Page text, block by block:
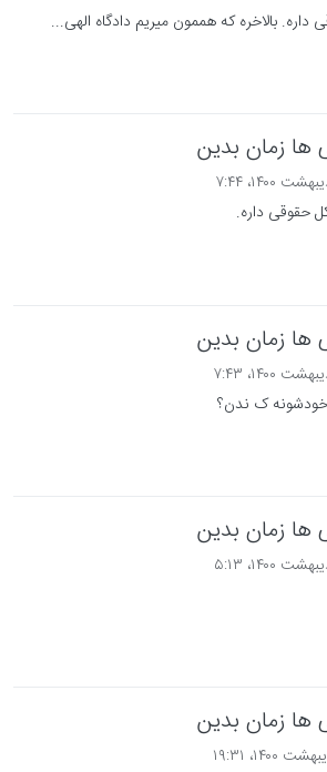
بالاخره که هممون میریم دادگاه الهی...
ها زمان بدین
حقوقی داره.
ها زمان بدین
ک ندن؟
ها زمان بدین
ها زمان بدین